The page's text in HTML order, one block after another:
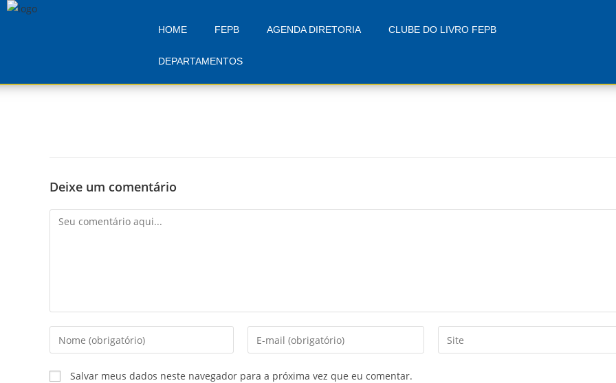
HOME FEPB AGENDA DIRETORIA CLUBE DO LIVRO FEPB
DEPARTAMENTOS
Deixe um comentário
Salvar meus dados neste navegador para a próxima vez que eu comentar.